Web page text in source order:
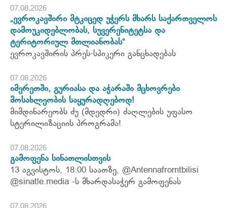
07.08.2026
„ევროკავშირი მტკიცედ უჭერს მხარს საქართველოს
დამოუკიდებლობას, სუვერენიტეტსა და
ტერიტორიულ მთლიანობას“
ევროკავშირის პრეს-სპიკერი განცხადებას
07.08.2026
იმერეთში, გურიასა და აჭარაში მცხოვრები
მოსახლეობის საყურადღებოდ!
მიმდინარეობს ძუ (მდედრი) ძაღლების უფასო
სტერილიზაციის პროგრამა!
07.08.2026
გამოფენა სინათლისთვის
13 აგვისტოს, 18:00 საათზე, @Antennafromtbilisi
@sinatle.media -ს მხარდასაჭერ გამოფენას
07.08.2026